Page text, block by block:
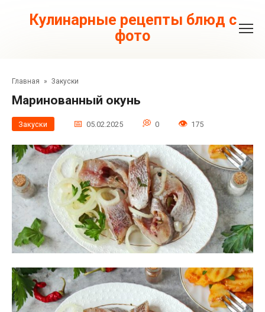
контентуКулинарные рецепты блюд с
фото
Главная » Закуски
Маринованный окунь
Закуски 05.02.2025 0 175